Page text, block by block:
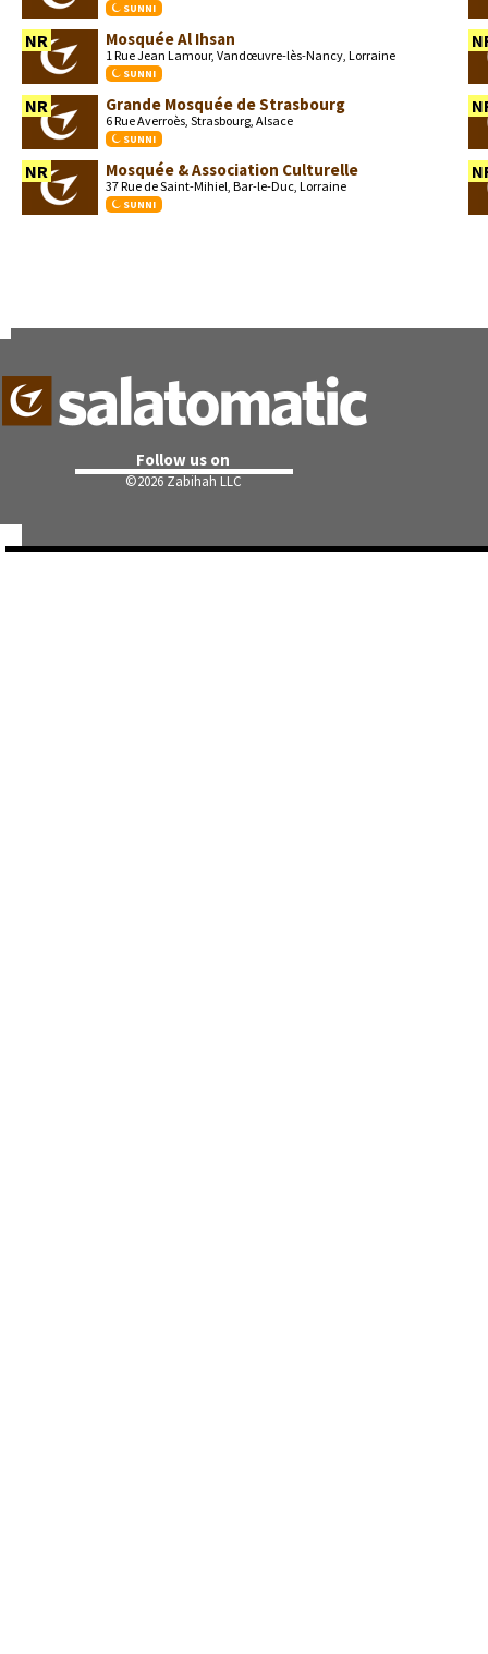
SUNNI
NR Mosquée Al Ihsan
1 Rue Jean Lamour, Vandœuvre-lès-Nancy, Lorraine
SUNNI
NR Grande Mosquée de Strasbourg
6 Rue Averroès, Strasbourg, Alsace
SUNNI
NR Mosquée & Association Culturelle
37 Rue de Saint-Mihiel, Bar-le-Duc, Lorraine
SUNNI
Follow us on
©2026 Zabihah LLC